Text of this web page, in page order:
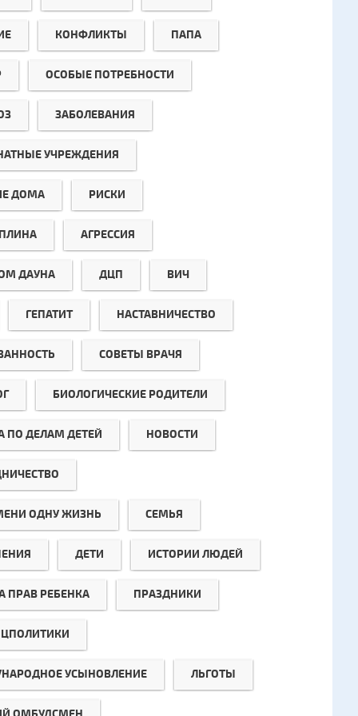
КОНФЛИКТЫ ПАПА
ОСОБЫЕ ПОТРЕБНОСТИ
ЗАБОЛЕВАНИЯ
УЧРЕЖДЕНИЯ
ДОМА РИСКИ
АГРЕССИЯ
ДАУНА ДЦП ВИЧ
ГЕПАТИТ НАСТАВНИЧЕСТВО
СОВЕТЫ ВРАЧЯ
БИОЛОГИЧЕСКИЕ РОДИТЕЛИ
ПО ДЕЛАМ ДЕТЕЙ НОВОСТИ
ОДНУ ЖИЗНЬ СЕМЬЯ
ДЕТИ ИСТОРИИ ЛЮДЕЙ
ПРАВ РЕБЕНКА ПРАЗДНИКИ
УСЫНОВЛЕНИЕ ЛЬГОТЫ